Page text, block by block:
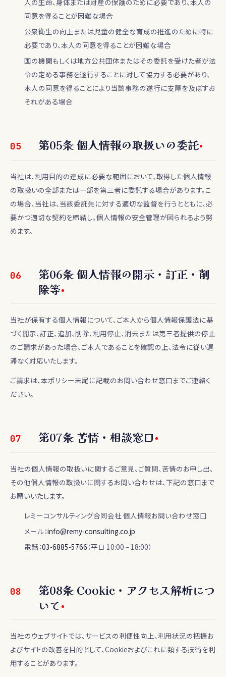
人の生命、身体または財産の保護のために必要であり、本人の
同意を得ることが困難な場合
公衆衛生の向上または児童の健全な育成の推進のために特に
必要であり、本人の同意を得ることが困難な場合
国の機関もしくは地方公共団体またはその委託を受けた者が法
令の定める事務を遂行することに対して協力する必要があり、
本人の同意を得ることにより当該事務の遂行に支障を及ぼすお
それがある場合
05 第05条個人情報の取扱いの委託
当社は、利用目的の達成に必要な範囲において、取得した個人情報
の取扱いの全部または一部を第三者に委託する場合があります。こ
の場合、当社は、当該委託先に対する適切な監督を行うとともに、必
要かつ適切な契約を締結し、個人情報の安全管理が図られるよう努
めます。
06 第06条個人情報の開示・訂正・削
除等
当社が保有する個人情報について、ご本人から個人情報保護法に基
づく開示、訂正、追加、削除、利用停止、消去または第三者提供の停止
のご請求があった場合、ご本人であることを確認の上、法令に従い遅
滞なく対応いたします。
ご請求は、本ポリシー末尾に記載のお問い合わせ窓口までご連絡く
ださい。
07 第07条 苦情・相談窓口
当社の個人情報の取扱いに関するご意見、ご質問、苦情のお申し出、
その他個人情報の取扱いに関するお問い合わせは、下記の窓口まで
お願いいたします。
レミーコンサルティング合同会社 個人情報お問い合わせ窓口
メール：info@remy-consulting.co.jp
電話：03-6885-5766 （平日 10:00 – 18:00）
08 第08条 Cookie・アクセス解析につ
いて
当社のウェブサイトでは、サービスの利便性向上、利用状況の把握お
よびサイトの改善を目的として、Cookieおよびこれに類する技術を利
用することがあります。